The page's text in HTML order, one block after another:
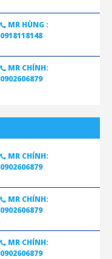
MR HÙNG :
0918118148
MR CHÍNH:
0902606879
MR CHÍNH:
0902606879
MR CHÍNH:
0902606879
MR CHÍNH:
0902606879